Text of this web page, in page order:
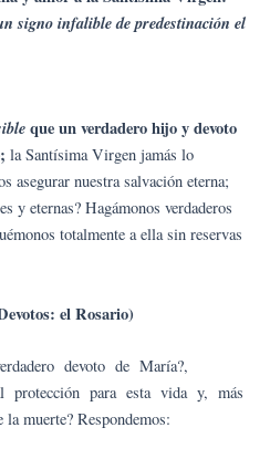
signo infalible de predestinación el
que un verdadero hijo y devoto
la Santísima Virgen jamás lo
asegurar nuestra salvación eterna;
y eternas? Hagámonos verdaderos
totalmente a ella sin reservas
el Rosario)
devoto de María?,
protección para esta vida y, más
muerte? Respondemos: